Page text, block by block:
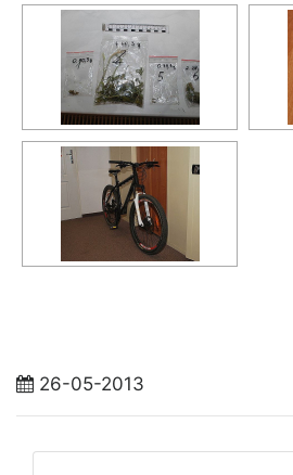
26-05-2013